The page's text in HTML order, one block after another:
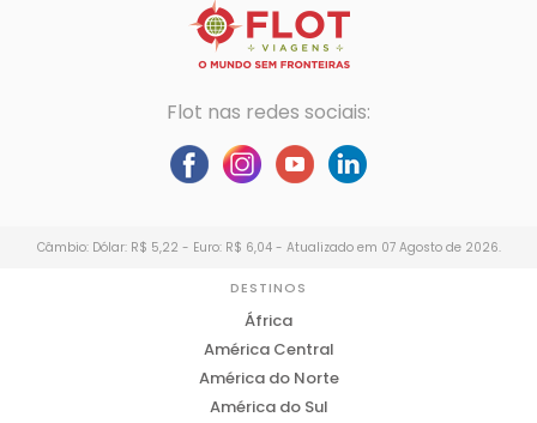
Flot nas redes sociais:
Câmbio: Dólar: R$ 5,22 - Euro: R$ 6,04 - Atualizado em 07 Agosto de 2026.
DESTINOS
África
América Central
América do Norte
América do Sul